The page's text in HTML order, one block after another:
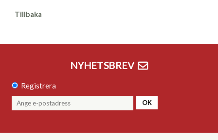
Tillbaka
NYHETSBREV
Registrera
OK